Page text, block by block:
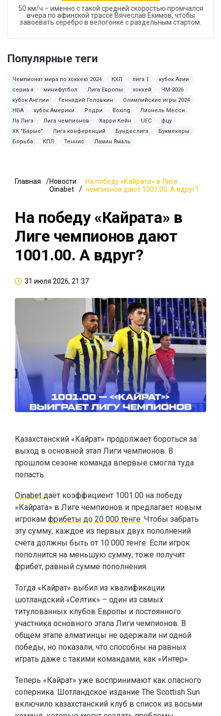
50 км/ч – именно с такой средней скоростью промчался
вчера по афинской трассе Вячеслав Екимов, чтобы
завоевать серебро в велогонке с раздельным стартом.
Популярные теги
Чемпионат мира по хоккею 2024 КХЛ лига 1
кубок Азии
сериа а
минифутбол Лига Европы хоккей
ЧМ-2026
кубок Англии
Геннадий Головкин
Олимпийские игры 2024
НБА
кубок Америки Родри Boxing
Лионель Месси
Ла Лига
Лига чемпионов Харри Кейн UFC
фцу
ХК "Барыс"
Лига конференций Бундеслига
Букмекеры
Борьба
КПЛ Теннис Ламин Ямаль
Главная
Новости
Oinabet
На победу «Кайрата» в Лиге
чемпионов дают 1001.00. А вдруг?
На победу «Кайрата» в
Лиге чемпионов дают
1001.00. А вдруг?
31 июля 2026, 21:37
Казахстанский «Кайрат» продолжает бороться за
выход в основной этап Лиги чемпионов. В
прошлом сезоне команда впервые смогла туда
попасть.
Oinabet даёт коэффициент 1001.00 на победу
«Кайрата» в Лиге чемпионов и предлагает новым
игрокам фрибеты до 20 000 тенге. Чтобы забрать
эту сумму, каждое из первых двух пополнений
счёта должны быть от 10 000 тенге. Если игрок
пополнится на меньшую сумму, тоже получит
фрибет, равный сумме пополнения.
Тогда «Кайрат» выбил из квалификации
шотландский «Селтик» – один из самых
титулованных клубов Европы и постоянного
участника основного этапа Лиги чемпионов. В
общем этапе алматинцы не одержали ни одной
победы, но показали, что способны на равных
играть даже с такими командами, как «Интер».
Теперь «Кайрат» уже воспринимают как опасного
соперника. Шотландское издание The Scottish Sun
включило казахстанский клуб в список из восьми